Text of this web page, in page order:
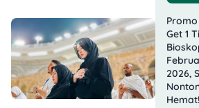
Promo
Get 1
2026,
Hemat!